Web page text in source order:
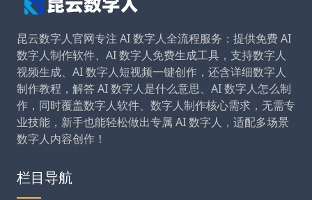
昆云数字人官网专注 AI 数字人全流程服务：提供免费 AI
数字人制作软件、AI 数字人免费生成工具，支持数字人
视频生成、AI 数字人短视频一键创作，还含详细数字人
制作教程，解答 AI 数字人是什么意思、AI 数字人怎么制
作，同时覆盖数字人软件、数字人制作核心需求，无需专
业技能，新手也能轻松做出专属 AI 数字人，适配多场景
数字人内容创作！
栏目导航